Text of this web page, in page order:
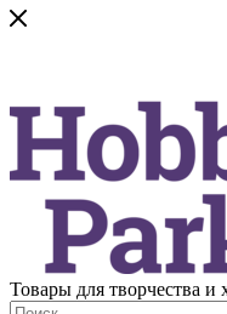
Товары для творчества и